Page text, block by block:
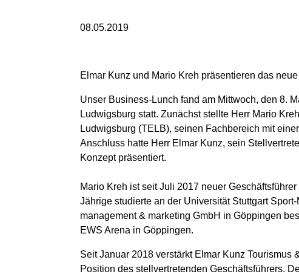
08.05.2019
Elmar Kunz und Mario Kreh präsentieren das
Unser Business-Lunch fand am Mittwoch, den 8.
Ludwigsburg statt. Zunächst stellte Herr Mario
Ludwigsburg (TELB), seinen Fachbereich mit
Anschluss hatte Herr Elmar Kunz, sein
Konzept präsentiert.
Mario Kreh ist seit Juli 2017 neuer
Jährige studierte an der Universität Stuttgart
management & marketing GmbH in Göppingen
EWS Arena in Göppingen.
Seit Januar 2018 verstärkt Elmar Kunz Tourismus
Position des stellvertretenden Geschäftsführers.